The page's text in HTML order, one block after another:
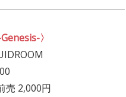
〉
売 2,000円